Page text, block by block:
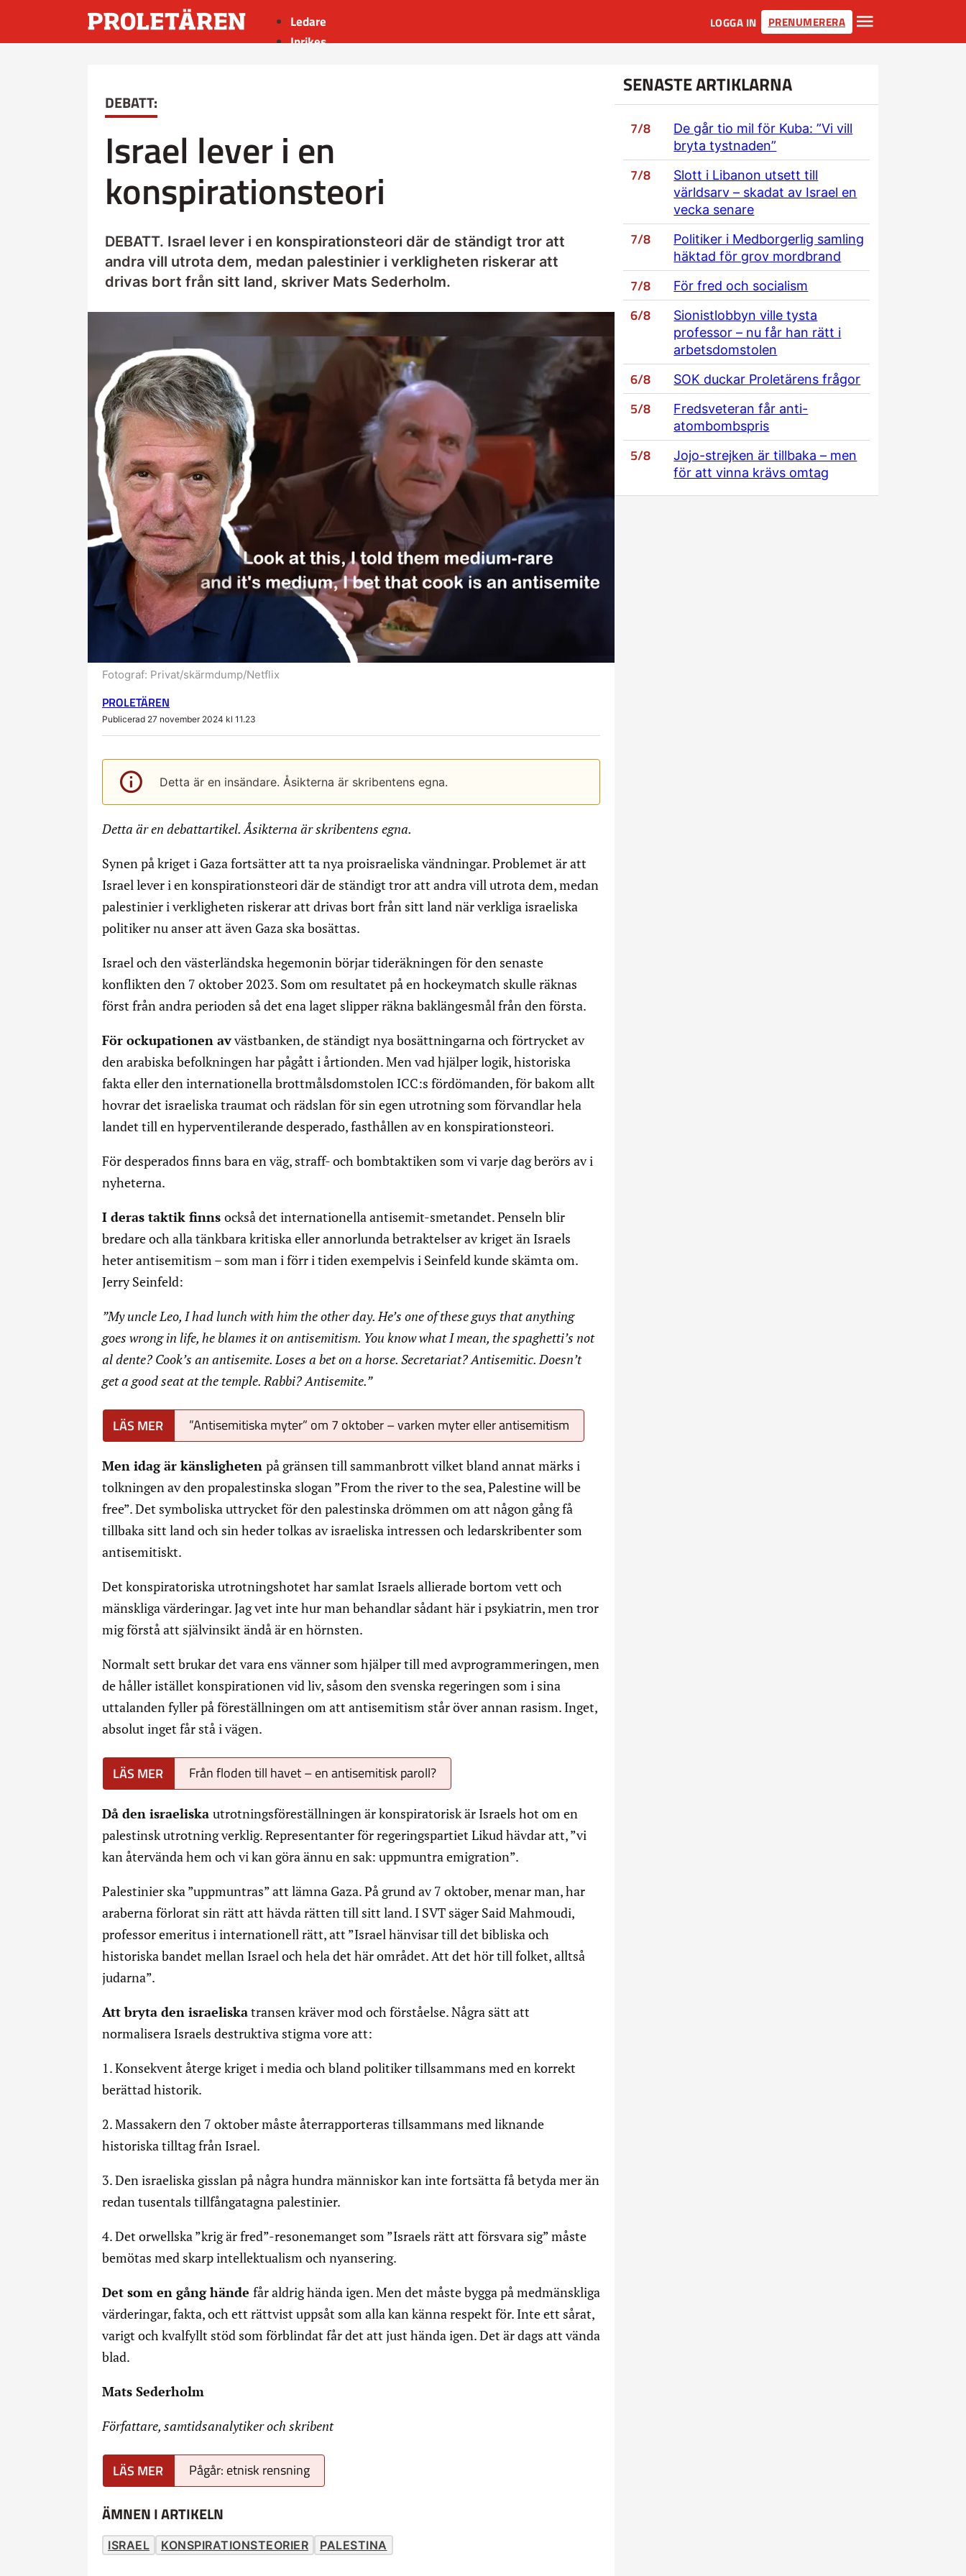
Ledare
Inrikes
LOGGA IN PRENUMERERA
DEBATT:
Israel lever i en
konspirationsteori
DEBATT. Israel lever i en konspirationsteori där de ständigt tror att
andra vill utrota dem, medan palestinier i verkligheten riskerar att
drivas bort från sitt land, skriver Mats Sederholm.
Fotograf: Privat/skärmdump/Netflix
PROLETÄREN
Publicerad 27 november 2024 kl 11.23
Detta är en insändare. Åsikterna är skribentens egna.
Detta är en debattartikel. Åsikterna är skribentens egna.
Synen på kriget i Gaza fortsätter att ta nya proisraeliska vändningar. Problemet är att
Israel lever i en konspirationsteori där de ständigt tror att andra vill utrota dem, medan
palestinier i verkligheten riskerar att drivas bort från sitt land när verkliga israeliska
politiker nu anser att även Gaza ska bosättas.
Israel och den västerländska hegemonin börjar tideräkningen för den senaste
konflikten den 7 oktober 2023. Som om resultatet på en hockeymatch skulle räknas
först från andra perioden så det ena laget slipper räkna baklängesmål från den första.
För ockupationen avvästbanken, de ständigt nya bosättningarna och förtrycket av
den arabiska befolkningen har pågått i årtionden. Men vad hjälper logik, historiska
fakta eller den internationella brottmålsdomstolen ICC:s fördömanden, för bakom allt
hovrar det israeliska traumat och rädslan för sin egen utrotning som förvandlar hela
landet till en hyperventilerande desperado, fasthållen av en konspirationsteori.
För desperados finns bara en väg, straff- och bombtaktiken som vi varje dag berörs av i
nyheterna.
I deras taktik finns också det internationella antisemit-smetandet. Penseln blir
bredare och alla tänkbara kritiska eller annorlunda betraktelser av kriget än Israels
heter antisemitism – som man i förr i tiden exempelvis i Seinfeld kunde skämta om.
Jerry Seinfeld:
”My uncle Leo, I had lunch with him the other day. He’s one of these guys that anything
goes wrong in life, he blames it on antisemitism. You know what I mean, the spaghetti’s not
al dente? Cook’s an antisemite. Loses a bet on a horse. Secretariat? Antisemitic. Doesn’t
get a good seat at the temple. Rabbi? Antisemite.”
”Antisemitiska myter” om 7 oktober – varken myter eller antisemitism
Men idag är känsligheten på gränsen till sammanbrott vilket bland annat märks i
tolkningen av den propalestinska slogan ”From the river to the sea, Palestine will be
free”. Det symboliska uttrycket för den palestinska drömmen om att någon gång få
tillbaka sitt land och sin heder tolkas av israeliska intressen och ledarskribenter som
antisemitiskt.
Det konspiratoriska utrotningshotet har samlat Israels allierade bortom vett och
mänskliga värderingar. Jag vet inte hur man behandlar sådant här i psykiatrin, men tror
mig förstå att självinsikt ändå är en hörnsten.
Normalt sett brukar det vara ens vänner som hjälper till med avprogrammeringen, men
de håller istället konspirationen vid liv, såsom den svenska regeringen som i sina
uttalanden fyller på föreställningen om att antisemitism står över annan rasism. Inget,
absolut inget får stå i vägen.
Från floden till havet – en antisemitisk paroll?
Då den israeliska utrotningsföreställningen är konspiratorisk är Israels hot om en
palestinsk utrotning verklig. Representanter för regeringspartiet Likud hävdar att, ”vi
kan återvända hem och vi kan göra ännu en sak: uppmuntra emigration”.
Palestinier ska ”uppmuntras” att lämna Gaza. På grund av 7 oktober, menar man, har
araberna förlorat sin rätt att hävda rätten till sitt land. I SVT säger Said Mahmoudi,
professor emeritus i internationell rätt, att ”Israel hänvisar till det bibliska och
historiska bandet mellan Israel och hela det här området. Att det hör till folket, alltså
judarna”.
Att bryta den israeliskatransen kräver mod och förståelse. Några sätt att
normalisera Israels destruktiva stigma vore att:
1. Konsekvent återge kriget i media och bland politiker tillsammans med en korrekt
berättad historik.
2. Massakern den 7 oktober måste återrapporteras tillsammans med liknande
historiska tilltag från Israel.
3. Den israeliska gisslan på några hundra människor kan inte fortsätta få betyda mer än
redan tusentals tillfångatagna palestinier.
4. Det orwellska ”krig är fred”-resonemanget som ”Israels rätt att försvara sig” måste
bemötas med skarp intellektualism och nyansering.
Det som en gång hände får aldrig hända igen. Men det måste bygga på medmänskliga
värderingar, fakta, och ett rättvist uppsåt som alla kan känna respekt för. Inte ett sårat,
varigt och kvalfyllt stöd som förblindat får det att just hända igen. Det är dags att vända
blad.
Mats Sederholm
Författare, samtidsanalytiker och skribent
Pågår: etnisk rensning
ÄMNEN I ARTIKELN
ISRAEL KONSPIRATIONSTEORIER PALESTINA
SENASTE ARTIKLARNA
7/8
De går tio mil för Kuba: ”Vi vill
bryta tystnaden”
7/8
Slott i Libanon utsett till
världsarv – skadat av Israel en
vecka senare
7/8
Politiker i Medborgerlig samling
häktad för grov mordbrand
7/8 För fred och socialism
6/8
Sionistlobbyn ville tysta
professor – nu får han rätt i
arbetsdomstolen
6/8 SOK duckar Proletärens frågor
5/8
Fredsveteran får anti-
atombombspris
5/8
Jojo-strejken är tillbaka – men
för att vinna krävs omtag